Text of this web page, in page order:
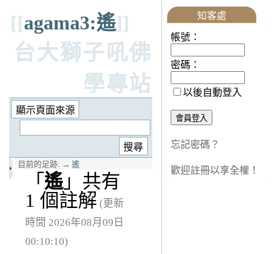
[[agama3:遙]]
台大獅子吼佛
學專站
目前的足跡: → 遙
「 遙 」共有
1 個註解 (更新
時間 2026年08月09日
00:10:10)
知客處
帳號：
密碼：
以後自動登入
忘記密碼？
歡迎註冊以享全權！